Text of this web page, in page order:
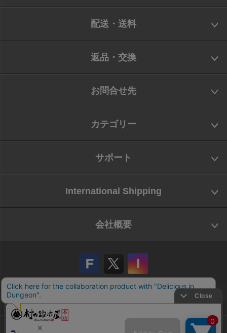
配送・送料
返品・交換
お問合せ先
カテゴリー
サポート
International Shipping
会社概要
会社概要
お問い合わせ